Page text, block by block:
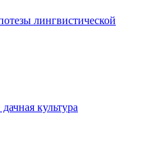
лингвистической
культура